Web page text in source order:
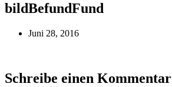
bildBefundFund
Juni 28, 2016
Schreibe einen Kommentar